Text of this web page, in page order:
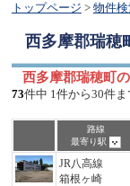
トップページ > 物件
西多摩郡瑞穂
西多摩郡瑞穂町
73件中 1件から30件ま
路線
最寄り駅
JR八高線
箱根ヶ崎